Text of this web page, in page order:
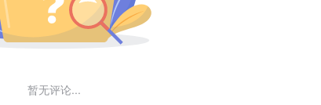
暂无评论...